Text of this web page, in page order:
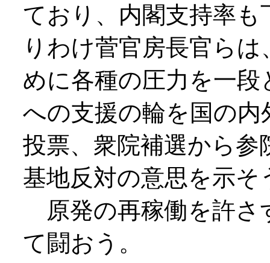
ており、内閣支持率
りわけ菅官房長官ら
めに各種の圧力を一
への支援の輪を国の
投票、衆院補選から参
基地反対の意思を示そ
原発の再稼働を許さ
て闘おう。